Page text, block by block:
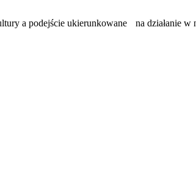
a podejście ukierunkowane na działanie w